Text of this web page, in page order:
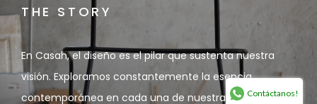
THE STORY
En Casah, el diseño es el pilar que sustenta nuestra
visión. Exploramos constantemente la esencia
contemporánea en cada una de nuestras piezas.Contáctanos!